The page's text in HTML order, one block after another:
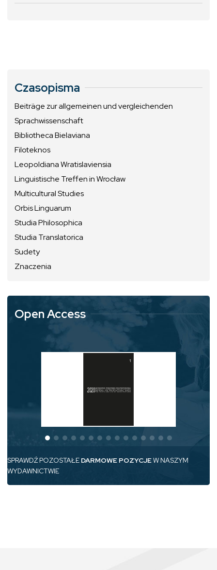
Czasopisma
Beiträge zur allgemeinen und vergleichenden
Sprachwissenschaft
Bibliotheca Bielaviana
Filoteknos
Leopoldiana Wratislaviensia
Linguistische Treffen in Wrocław
Multicultural Studies
Orbis Linguarum
Studia Philosophica
Studia Translatorica
Sudety
Znaczenia
Open Access
SPRAWDŹ POZOSTAŁE DARMOWE POZYCJEW NASZYM
WYDAWNICTWIE